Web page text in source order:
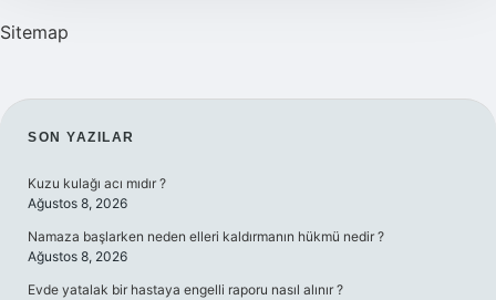
Sitemap
SIDEBAR
SON YAZILAR
Kuzu kulağı acı mıdır ?
Ağustos 8, 2026
Namaza başlarken neden elleri kaldırmanın hükmü nedir ?
Ağustos 8, 2026
Evde yatalak bir hastaya engelli raporu nasıl alınır ?